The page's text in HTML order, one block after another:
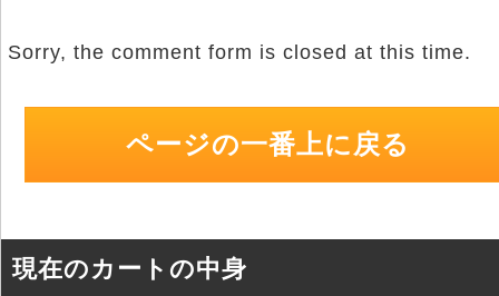
Sorry, the comment form is closed at this time.
ページの一番上に戻る
現在のカートの中身